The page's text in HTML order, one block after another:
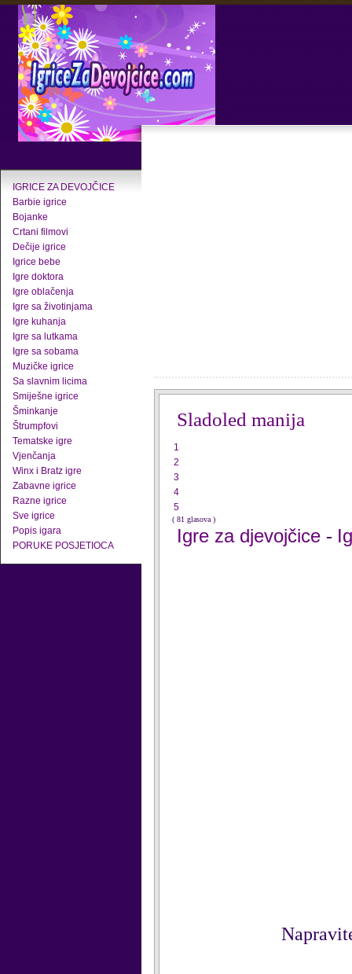
IGRICE ZA DEVOJČICE
Barbie igrice
Bojanke
Crtani filmovi
Dečije igrice
Igrice bebe
Igre doktora
Igre oblačenja
Igre sa životinjama
Igre kuhanja
Igre sa lutkama
Igre sa sobama
Muzičke igrice
Sa slavnim licima
Smiješne igrice
Šminkanje
Štrumpfovi
Tematske igre
Vjenčanja
Winx i Bratz igre
Zabavne igrice
Razne igrice
Sve igrice
Popis igara
PORUKE POSJETIOCA
Sladoled manija
1
2
3
4
5
( 81 glasova )
Igre za djevojčice -